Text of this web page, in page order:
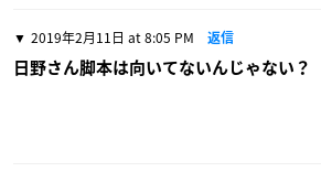
2019年2月11日 at 8:05 PM 返信
日野さん脚本は向いてないんじゃない？